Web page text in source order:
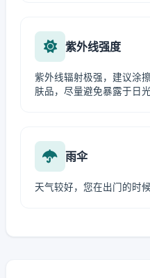
紫外线强度
紫外线辐射极强，建议涂
肤品，尽量避免暴露于日光
雨伞
天气较好，您在出门的时